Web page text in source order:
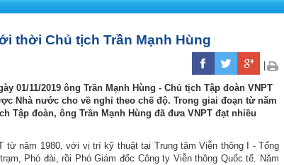
thời Chủ tịch Trần Mạnh Hùng
01/11/2019 ông Trần Mạnh Hùng - Chủ tịch Tập đoàn VNPT
Nhà nước cho về nghỉ theo chế độ. Trong giai đoạn từ năm
Tập đoàn, ông Trần Mạnh Hùng đã đưa VNPT đạt nhiều
từ năm 1980, với vị trí kỹ thuật tại Trung tâm Viễn thông I - Tổng
Phó đài, rồi Phó Giám đốc Công ty Viễn thông Quốc tế. Năm